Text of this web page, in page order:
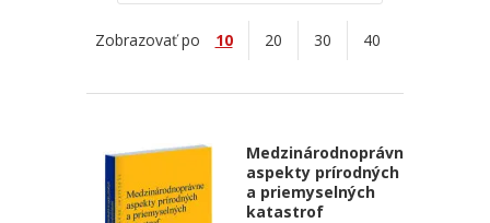
Zobrazovať po 10 20 30 40
Medzinárodnoprávne
aspekty prírodných
a priemyselných
katastrof